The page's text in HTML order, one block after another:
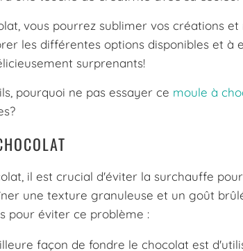
vous pourrez sublimer vos créations
les différentes options disponibles et à
surprenants!
pourquoi ne pas essayer ce moule à
il est crucial d'éviter la surchauffe
une texture granuleuse et un goût
pour éviter ce problème :
façon de fondre le chocolat est